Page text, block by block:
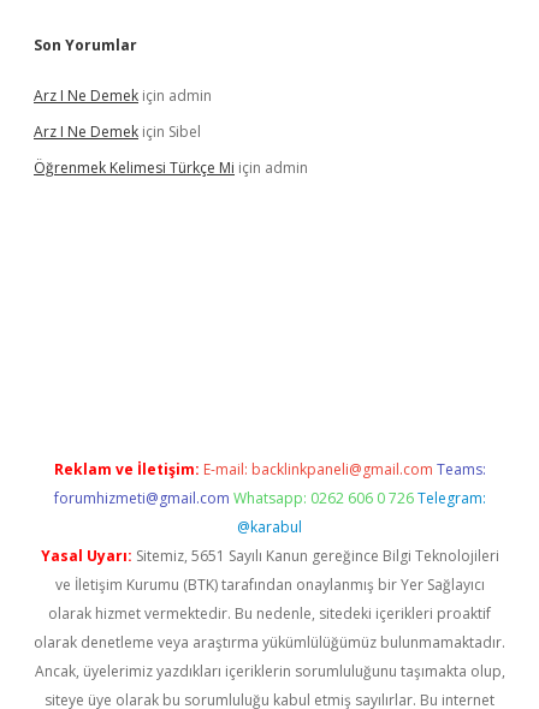
Son Yorumlar
Arz I Ne Demek için admin
Arz I Ne Demek için Sibel
Öğrenmek Kelimesi Türkçe Mi için admin
Reklam ve İletişim: E-mail: backlinkpaneli@gmail.com Teams:
forumhizmeti@gmail.com Whatsapp: 0262 606 0 726 Telegram:
@karabul
Yasal Uyarı: Sitemiz, 5651 Sayılı Kanun gereğince Bilgi Teknolojileri
ve İletişim Kurumu (BTK) tarafından onaylanmış bir Yer Sağlayıcı
olarak hizmet vermektedir. Bu nedenle, sitedeki içerikleri proaktif
olarak denetleme veya araştırma yükümlülüğümüz bulunmamaktadır.
Ancak, üyelerimiz yazdıkları içeriklerin sorumluluğunu taşımakta olup,
siteye üye olarak bu sorumluluğu kabul etmiş sayılırlar. Bu internet